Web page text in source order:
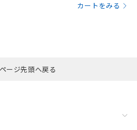
カートをみる
ページ先頭へ戻る